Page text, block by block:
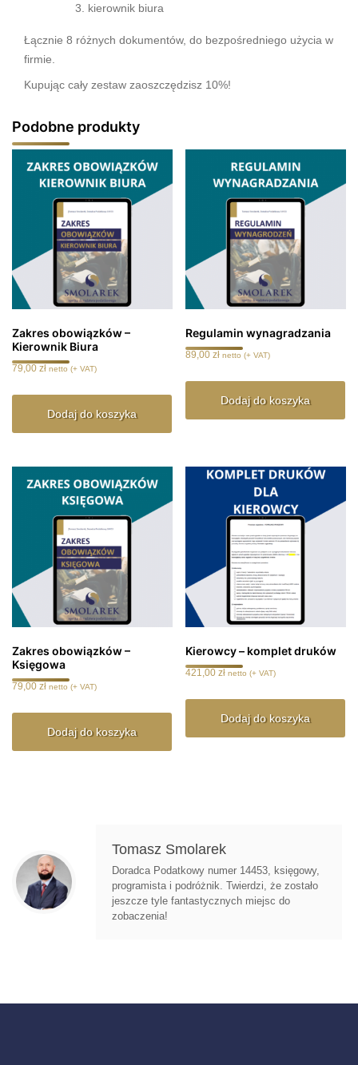
kierownik biura
Łącznie 8 różnych dokumentów, do bezpośredniego użycia w
firmie.
Kupując cały zestaw zaoszczędzisz 10%!
Podobne produkty
Zakres obowiązków –
Kierownik Biura
79,00 zł netto (+ VAT)
Dodaj do koszyka
Regulamin wynagradzania
89,00zł netto (+ VAT)
Dodaj do koszyka
Zakres obowiązków –
Księgowa
79,00 zł netto (+ VAT)
Dodaj do koszyka
Kierowcy – komplet druków
421,00zł netto (+ VAT)
Dodaj do koszyka
Tomasz Smolarek
Doradca Podatkowy numer 14453, księgowy,
programista i podróżnik. Twierdzi, że zostało
jeszcze tyle fantastycznych miejsc do
zobaczenia!